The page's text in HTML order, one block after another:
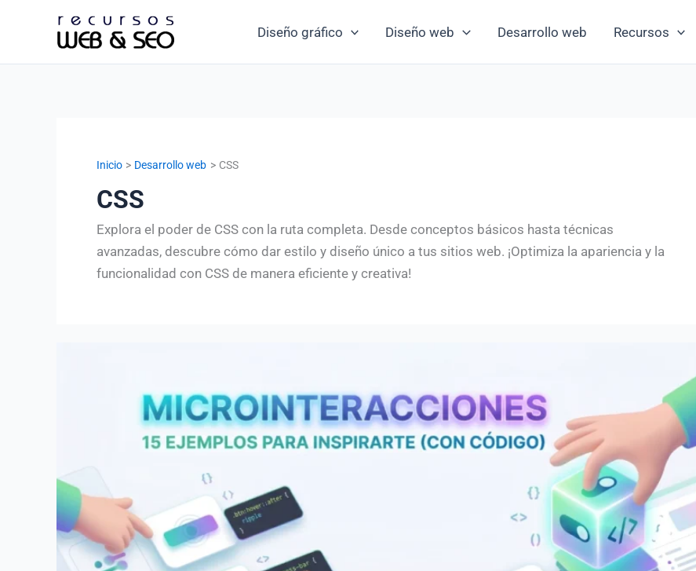
Diseño gráfico Diseño web Desarrollo web Recursos
Inicio Desarrollo web CSS
CSS
Explora el poder de CSS con la ruta completa. Desde conceptos básicos hasta técnicas
avanzadas, descubre cómo dar estilo y diseño único a tus sitios web. ¡Optimiza la apariencia y la
funcionalidad con CSS de manera eficiente y creativa!